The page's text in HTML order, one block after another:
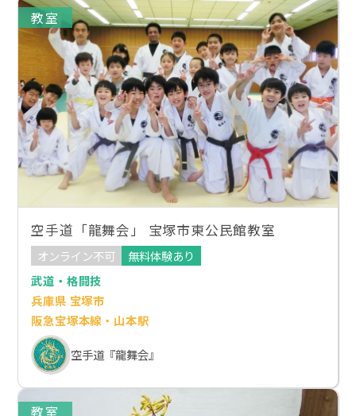
教室
空手道「龍舞会」 宝塚市東公民館教室
オンライン不可
無料体験あり
武道・格闘技
兵庫県 宝塚市
阪急宝塚本線・山本駅
空手道『龍舞会』
教室